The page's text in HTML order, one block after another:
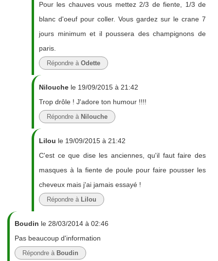
Pour les chauves vous mettez 2/3 de fiente, 1/3 de
blanc d'oeuf pour coller. Vous gardez sur le crane 7
jours minimum et il poussera des champignons de
paris.
Répondre à Odette
Nilouche le 19/09/2015 à 21:42
Trop drôle ! J'adore ton humour !!!!
Répondre à Nilouche
Lilou le 19/09/2015 à 21:42
C'est ce que dise les anciennes, qu'il faut faire des
masques à la fiente de poule pour faire pousser les
cheveux mais j'ai jamais essayé !
Répondre à Lilou
Boudin le 28/03/2014 à 02:46
Pas beaucoup d'information
Répondre à Boudin